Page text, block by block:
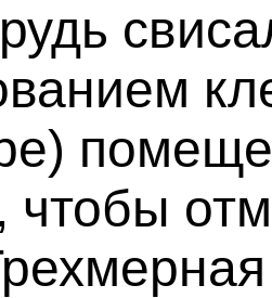
чтобы